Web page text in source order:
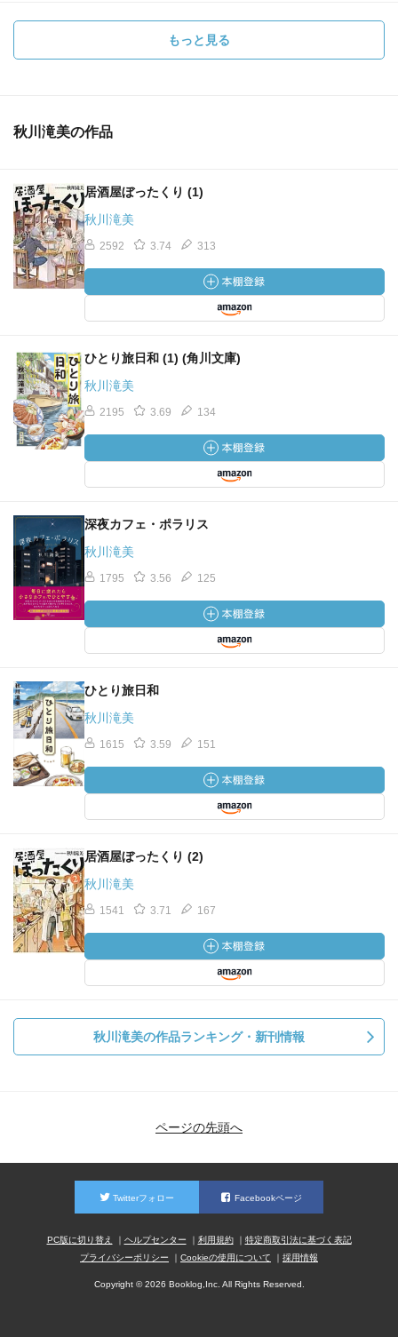
もっと見る
秋川滝美の作品
居酒屋ぼったくり (1)
秋川滝美
2592 3.74 313
ひとり旅日和 (1) (角川文庫)
秋川滝美
2195 3.69 134
深夜カフェ・ポラリス
秋川滝美
1795 3.56 125
ひとり旅日和
秋川滝美
1615 3.59 151
居酒屋ぼったくり (2)
秋川滝美
1541 3.71 167
秋川滝美の作品ランキング・新刊情報
ページの先頭へ
Twitterフォロー Facebookページ
PC版に切り替え ヘルプセンター 利用規約
特定商取引法に基づく表記
プライバシーポリシー
Cookieの使用について 採用情報
Copyright © 2026 Booklog,Inc. All Rights Reserved.